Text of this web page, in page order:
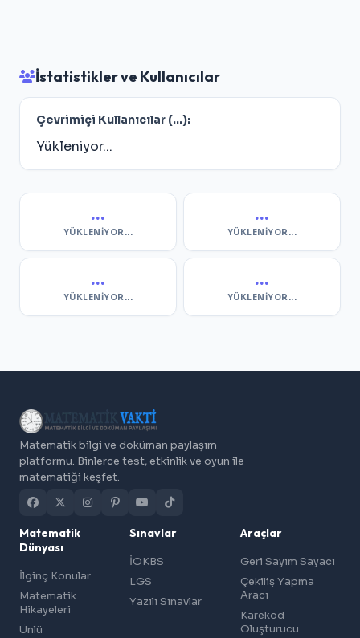
İstatistikler ve Kullanıcılar
Çevrimiçi Kullanıcılar (...):
Yükleniyor...
...
YÜKLENIYOR...
...
YÜKLENIYOR...
...
YÜKLENIYOR...
...
YÜKLENIYOR...
Matematik bilgi ve doküman paylaşım
platformu. Binlerce test, etkinlik ve oyun ile
matematiği keşfet.
Matematik
Dünyası
İlginç Konular
Matematik
Hikayeleri
Ünlü
Sınavlar
İOKBS
LGS
Yazılı Sınavlar
Araçlar
Geri Sayım Sayacı
Çekiliş Yapma
Aracı
Karekod
Oluşturucu